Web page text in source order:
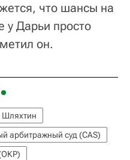
что шансы на
у Дарьи просто
он.
арбитражный суд (CAS)